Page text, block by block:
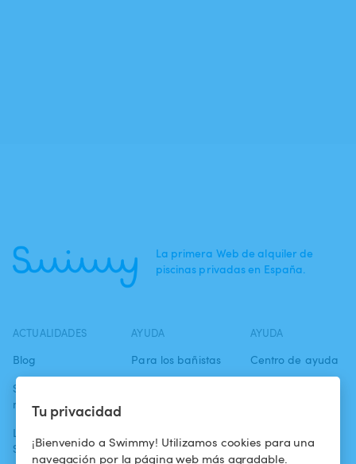
Tu privacidad
¡Bienvenido a Swimmy! Utilizamos cookies para una
navegación por la página web más agradable.
La primera Web de alquiler de
piscinas privadas en España.
ACTUALIDADES
Blog
Swimmy en los
medios
La aventura
Swimmy
AYUDA
Para los bañistas
piscina
AYUDA
Centro de ayuda
confidencialidad